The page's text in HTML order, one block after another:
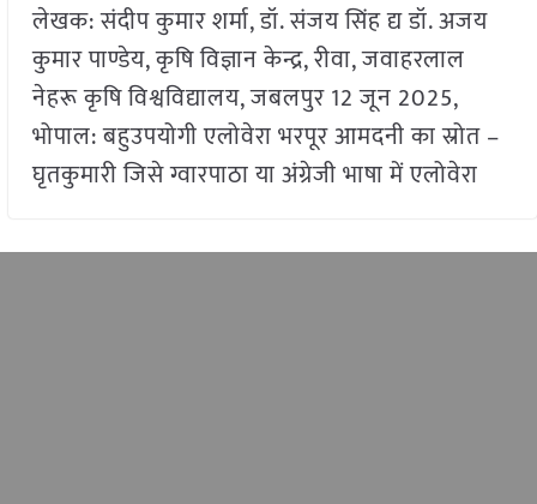
लेखक: संदीप कुमार शर्मा, डॉ. संजय सिंह द्य डॉ. अजय
कुमार पाण्डेय, कृषि विज्ञान केन्द्र, रीवा, जवाहरलाल
नेहरू कृषि विश्वविद्यालय, जबलपुर 12 जून 2025,
भोपाल: बहुउपयोगी एलोवेरा भरपूर आमदनी का स्रोत –
घृतकुमारी जिसे ग्वारपाठा या अंग्रेजी भाषा में एलोवेरा